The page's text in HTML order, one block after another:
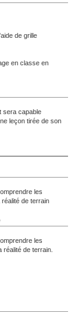
de grille
en classe en
sera capable
leçon tirée de son
les
de terrain
les
réalité de terrain.